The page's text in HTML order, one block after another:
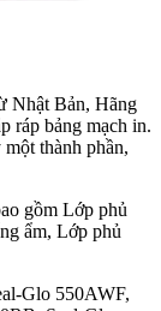
Nhật Bản, Hãng
ráp bảng mạch in.
thành phần,
gồm Lớp phủ
ẩm, Lớp phủ
Glo 550AWF,